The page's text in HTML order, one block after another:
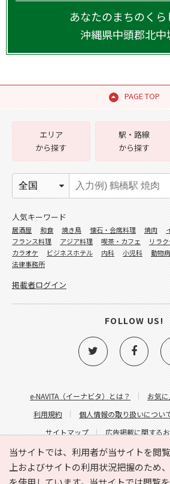
あなたのまちのく
沖縄県中頭郡北中
PAGE TOP
当サイトでは、利用者が当サイトを閲
上およびサイトの利用状況把握のため
e-NAVITA（イーナビタ）とは？ お気
利用規約
個人情報の取り扱いについ
サイトマップ
広告掲載に関する
サイトの内容に関するお問
エリア
から探す
駅・路線
から探す
人気キーワード
居酒屋 和食 焼き鳥 懐石・会席料理 焼肉
フランス料理
アジア料理 喫茶・カフェ リラ
カラオケ
ビジネスホテル 内科 小児科 動物
法律事務所
掲載者ログイン
FOLLOW US!